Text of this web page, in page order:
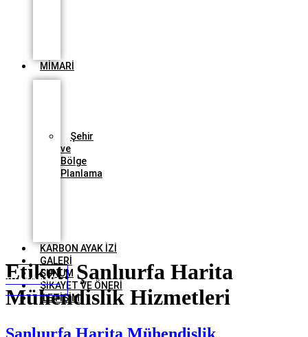
MİMARİ
Şehir
ve
Bölge
Planlama
KARBON AYAK İZİ
GALERİ
SUNUM
ŞİKAYET VE ÖNERİ
İLETİŞİM
FORMU
Etiket:Şanlıurfa Harita
Mühendislik Hizmetleri